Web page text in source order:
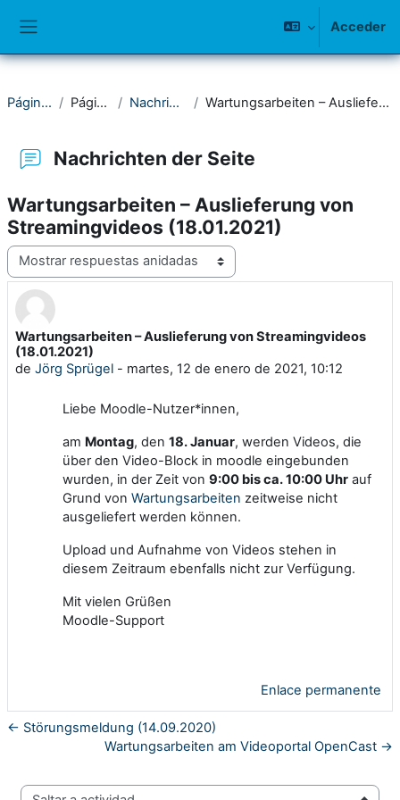
Acceder
Página Principal Páginas del sitio Nachrichten der Seite Wartungsarbeiten – Auslieferung von Streamingvideos (18.01.2021)
Nachrichten der Seite
Wartungsarbeiten – Auslieferung von
Streamingvideos (18.01.2021)
Mostrar modo
Wartungsarbeiten – Auslieferung von Streamingvideos
(18.01.2021)
de Jörg Sprügel - martes, 12 de enero de 2021, 10:12
Número de respuestas: 0
Liebe Moodle-Nutzer*innen,
am Montag, den 18. Januar, werden Videos, die
über den Video-Block in moodle eingebunden
wurden, in der Zeit von 9:00 bis ca. 10:00 Uhr auf
Grund von Wartungsarbeiten zeitweise nicht
ausgeliefert werden können.
Upload und Aufnahme von Videos stehen in
diesem Zeitraum ebenfalls nicht zur Verfügung.
Mit vielen Grüßen
Moodle-Support
Enlace permanente
← Störungsmeldung (14.09.2020)
Wartungsarbeiten am Videoportal OpenCast →